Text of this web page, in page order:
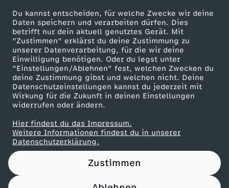
Du kannst entscheiden, für welche Zwecke wir deine
Daten speichern und verarbeiten dürfen. Dies
betrifft nur dein aktuell genutztes Gerät. Mit
"Zustimmen" erklärst du deine Zustimmung zu
unserer Datenverarbeitung, für die wir deine
Einwilligung benötigen. Oder du legst unter
"Einstellungen/Ablehnen" fest, welchen Zwecken du
deine Zustimmung gibst und welchen nicht. Deine
Datenschutzeinstellungen kannst du jederzeit mit
Wirkung für die Zukunft in deinen Einstellungen
widerrufen oder ändern.
Hier findest du das Impressum.
Weitere Informationen findest du in unserer
Datenschutzerklärung.
Zustimmen
ZDF goes Schule
Werbefernsehen
Mainzelmännchen
Partner